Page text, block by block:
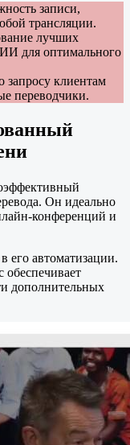
записи,
трансляции.
лучших
для оптимального
запросу клиентам
переводчики.
Он идеально
конференций и
его автоматизации.
обеспечивает
дополнительных